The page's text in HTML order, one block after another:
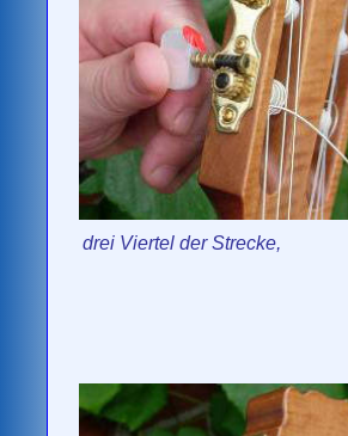
drei Viertel der Strecke,